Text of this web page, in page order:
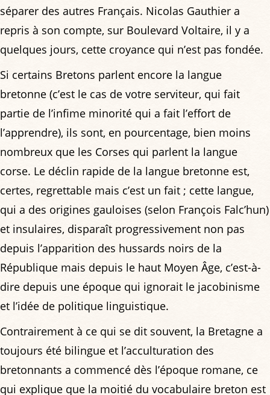
séparer des autres Français. Nicolas Gauthier a
repris à son compte, sur Boulevard Voltaire, il y a
quelques jours, cette croyance qui n’est pas fondée.
Si certains Bretons parlent encore la langue
bretonne (c’est le cas de votre serviteur, qui fait
partie de l’infime minorité qui a fait l’effort de
l’apprendre), ils sont, en pourcentage, bien moins
nombreux que les Corses qui parlent la langue
corse. Le déclin rapide de la langue bretonne est,
certes, regrettable mais c’est un fait ; cette langue,
qui a des origines gauloises (selon François Falc’hun)
et insulaires, disparaît progressivement non pas
depuis l’apparition des hussards noirs de la
République mais depuis le haut Moyen Âge, c’est-à-
dire depuis une époque qui ignorait le jacobinisme
et l’idée de politique linguistique.
Contrairement à ce qui se dit souvent, la Bretagne a
toujours été bilingue et l’acculturation des
bretonnants a commencé dès l’époque romane, ce
qui explique que la moitié du vocabulaire breton est